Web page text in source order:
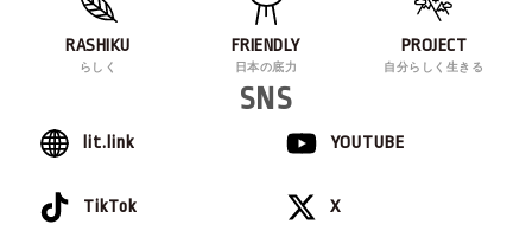
RASHIKU
らしく
FRIENDLY
日本の底力
PROJECT
自分らしく生きる
SNS
lit.link YOUTUBE
TikTok X